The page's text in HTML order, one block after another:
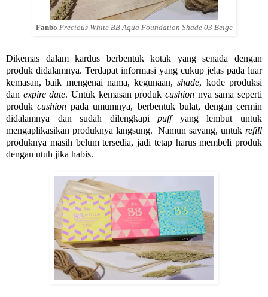
Fanbo Precious White BB Aqua Foundation Shade 03 Beige
Dikemas dalam kardus berbentuk kotak yang senada dengan
produk didalamnya. Terdapat informasi yang cukup jelas pada luar
kemasan, baik mengenai nama, kegunaan,shade, kode produksi
dan expire date. Untuk kemasan produkcushion nya sama seperti
produkcushionpada umumnya, berbentuk bulat, dengan cermin
didalamnya dan sudah dilengkapipuff yang lembut untuk
mengaplikasikan produknya langsung. Namun sayang, untuk refill
produknya masih belum tersedia, jadi tetap harus membeli produk
dengan utuh jika habis.